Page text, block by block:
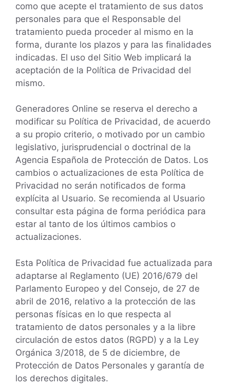
como que acepte el tratamiento de sus datos
personales para que el Responsable del
tratamiento pueda proceder al mismo en la
forma, durante los plazos y para las finalidades
indicadas. El uso del Sitio Web implicará la
aceptación de la Política de Privacidad del
mismo.
Generadores Online se reserva el derecho a
modificar su Política de Privacidad, de acuerdo
a su propio criterio, o motivado por un cambio
legislativo, jurisprudencial o doctrinal de la
Agencia Española de Protección de Datos. Los
cambios o actualizaciones de esta Política de
Privacidad no serán notificados de forma
explícita al Usuario. Se recomienda al Usuario
consultar esta página de forma periódica para
estar al tanto de los últimos cambios o
actualizaciones.
Esta Política de Privacidad fue actualizada para
adaptarse al Reglamento (UE) 2016/679 del
Parlamento Europeo y del Consejo, de 27 de
abril de 2016, relativo a la protección de las
personas físicas en lo que respecta al
tratamiento de datos personales y a la libre
circulación de estos datos (RGPD) y a la Ley
Orgánica 3/2018, de 5 de diciembre, de
Protección de Datos Personales y garantía de
los derechos digitales.